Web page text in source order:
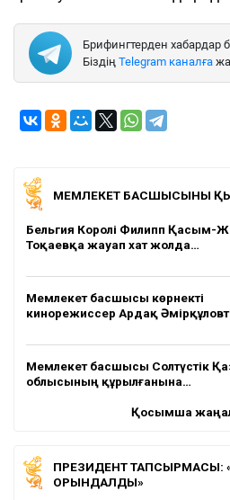
Брифингтерден хабардар
Біздің Telegram каналға
МЕМЛЕКЕТ БАСШЫСЫНЫҢ
Бельгия Королі Филипп Қасым-
Тоқаевқа жауап хат жолда…
Мемлекет басшысы көрнекті
кинорежиссер Ардақ
Мемлекет басшысы Солтүстік
облысының құрылғанына…
Қосымша
ПРЕЗИДЕНТ ТАПСЫРМАСЫ:
ОРЫНДАЛДЫ»